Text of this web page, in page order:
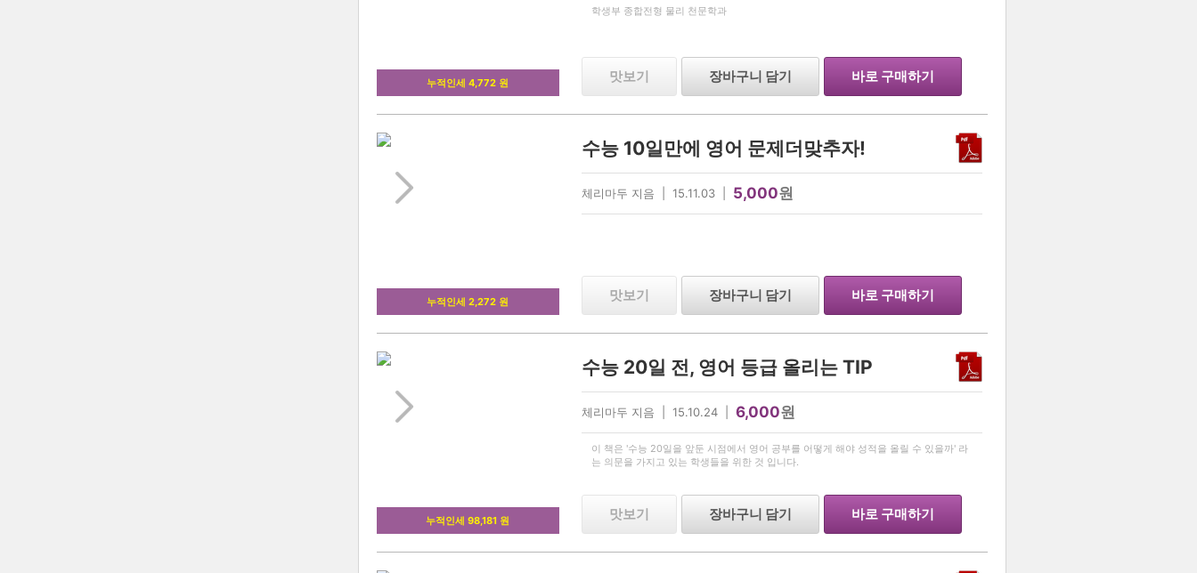
누적인세 4,772 원
학생부 종합전형 물리 천문학과
맛보기 장바구니 담기 바로 구매하기
누적인세 2,272 원
수능 10일만에 영어 문제더맞추자!
체리마두 지음 | 15.11.03 | 5,000원
맛보기 장바구니 담기 바로 구매하기
누적인세 98,181 원
수능 20일 전, 영어 등급 올리는 TIP
체리마두 지음 | 15.10.24 | 6,000원
이 책은 '수능 20일을 앞둔 시점에서 영어 공부를 어떻게 해야 성적을 올릴 수 있을까' 라
는 의문을 가지고 있는 학생들을 위한 것 입니다.
맛보기 장바구니 담기 바로 구매하기